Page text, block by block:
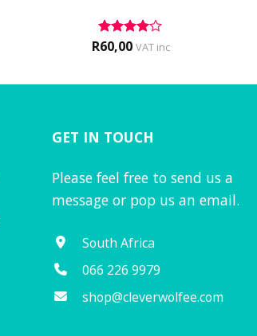
Rated 4
R60,00 VAT inc
GET IN TOUCH
Please feel free to send us a
message or pop us an email.
South Africa
066 226 9979
shop@cleverwolfee.com